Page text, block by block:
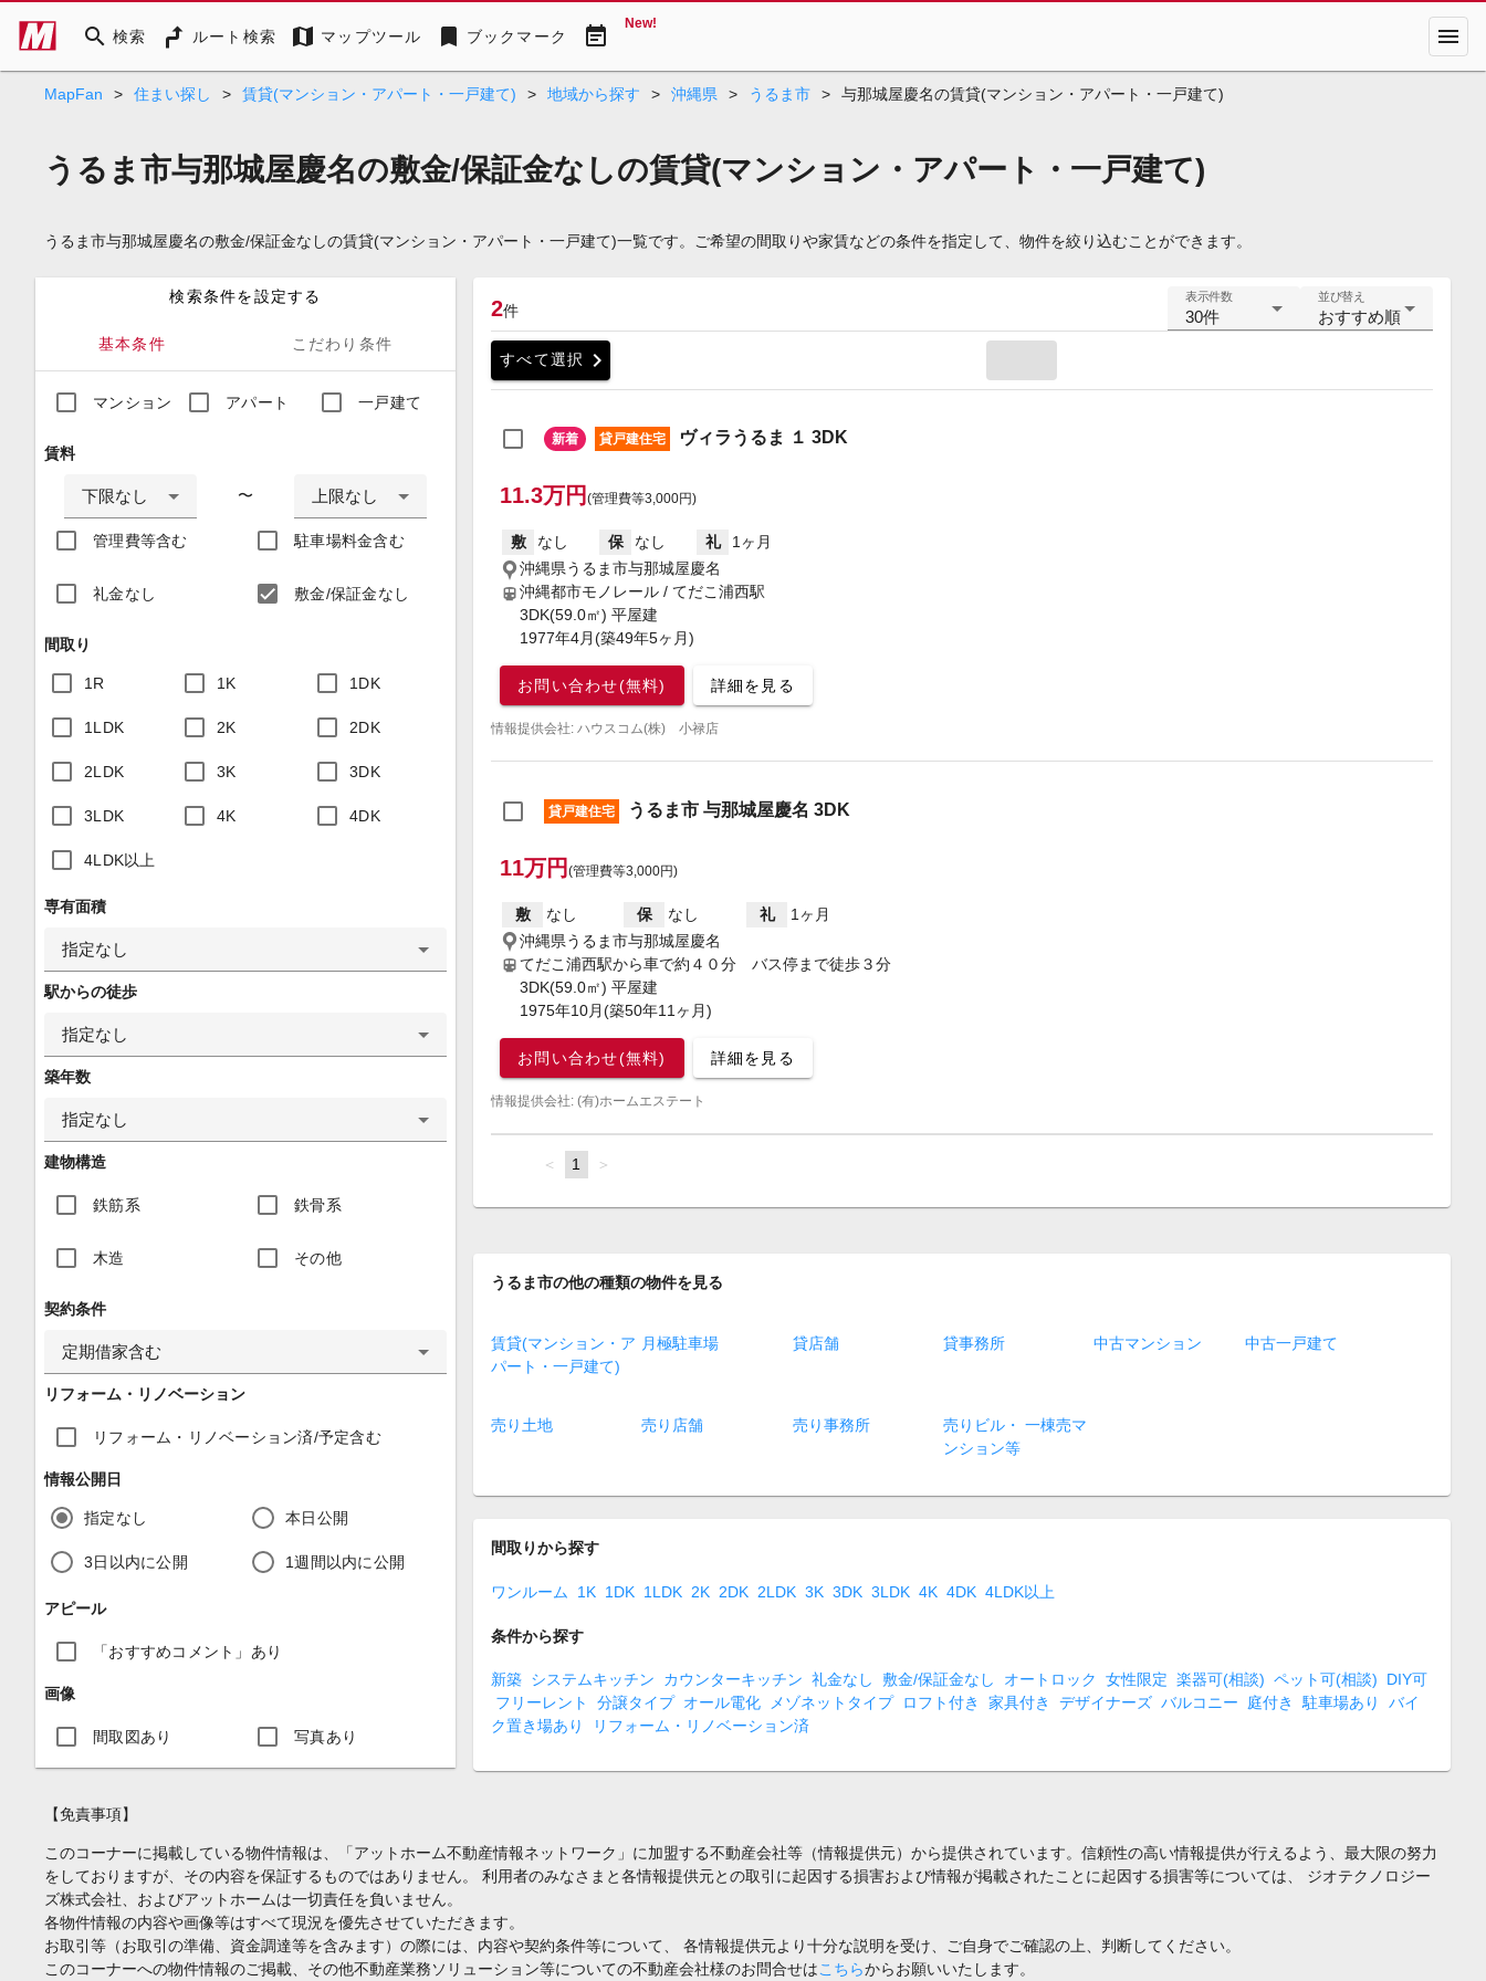
search 検索 ルート検索 map マップツール bookmark ブックマーク event_note New! menu
MapFan > 住まい探し > 賃貸(マンション・アパート・一戸建て) > 地域から探す > 沖縄県 > うるま市 > 与那城屋慶名の賃貸(マンション・アパート・一戸建て)
うるま市与那城屋慶名の敷金/保証金なしの賃貸(マンション・アパート・一戸建て)
うるま市与那城屋慶名の敷金/保証金なしの賃貸(マンション・アパート・一戸建て)一覧です。ご希望の間取りや家賃などの条件を指定して、物件を絞り込むことができます。
検索条件を設定する
基本条件 こだわり条件
マンション アパート 一戸建て
賃料
下限なし 〜 上限なし
管理費等含む 駐車場料金含む
礼金なし 敷金/保証金なし
間取り
1R 1K 1DK
1LDK 2K 2DK
2LDK 3K 3DK
3LDK 4K 4DK
4LDK以上
専有面積
指定なし
駅からの徒歩
指定なし
築年数
指定なし
建物構造
鉄筋系 鉄骨系
木造 その他
契約条件
定期借家含む
リフォーム・リノベーション
リフォーム・リノベーション済/予定含む
情報公開日
指定なし 本日公開
3日以内に公開 1週間以内に公開
アピール
「おすすめコメント」あり
画像
間取図あり 写真あり
2件
表示件数
30件
並び替え
おすすめ順
すべて選択 chevron_right
新着 貸戸建住宅 ヴィラうるま １ 3DK
11.3万円 (管理費等3,000円)
敷 なし 保 なし 礼
1ヶ月
沖縄県うるま市与那城屋慶名
沖縄都市モノレール / てだこ浦西駅
3DK(59.0㎡) 平屋建
1977年4月(築49年5ヶ月)
お問い合わせ(無料) 詳細を見る
情報提供会社: ハウスコム(株) 小禄店
貸戸建住宅 うるま市 与那城屋慶名 3DK
11万円 (管理費等3,000円)
敷 なし 保 なし 礼
1ヶ月
沖縄県うるま市与那城屋慶名
てだこ浦西駅から車で約４０分 バス停まで徒歩３分
3DK(59.0㎡) 平屋建
1975年10月(築50年11ヶ月)
お問い合わせ(無料) 詳細を見る
情報提供会社: (有)ホームエステート
page
You're
page
1 page
うるま市の他の種類の物件を見る
賃貸(マンション・ア
パート・一戸建て)
月極駐車場 貸店舗 貸事務所 中古マンション 中古一戸建て
売り土地 売り店舗 売り事務所
売りビル・ 一棟売マ
ンション等
間取りから探す
ワンルーム 1K 1DK 1LDK 2K 2DK 2LDK 3K 3DK 3LDK 4K 4DK 4LDK以上
条件から探す
新築 システムキッチン カウンターキッチン 礼金なし 敷金/保証金なし オートロック 女性限定 楽器可(相談) ペット可(相談)
DIY可
フリーレント
分譲タイプ オール電化 メゾネットタイプ ロフト付き 家具付き デザイナーズ バルコニー 庭付き 駐車場あり
バイ
ク置き場あり
リフォーム・リノベーション済
【免責事項】
このコーナーに掲載している物件情報は、「アットホーム不動産情報ネットワーク」に加盟する不動産会社等（情報提供元）から提供されています。信頼性の高い情報提供が行えるよう、最大限の努力
をしておりますが、その内容を保証するものではありません。 利用者のみなさまと各情報提供元との取引に起因する損害および情報が掲載されたことに起因する損害等については、 ジオテクノロジー
ズ株式会社、およびアットホームは一切責任を負いません。
各物件情報の内容や画像等はすべて現況を優先させていただきます。
お取引等（お取引の準備、資金調達等を含みます）の際には、内容や契約条件等について、 各情報提供元より十分な説明を受け、ご自身でご確認の上、判断してください。
このコーナーへの物件情報のご掲載、その他不動産業務ソリューション等についての不動産会社様のお問合せはこちらからお願いいたします。